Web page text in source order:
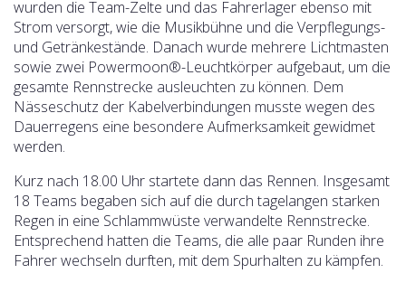
wurden die Team-Zelte und das Fahrerlager ebenso mit
Strom versorgt, wie die Musikbühne und die Verpflegungs-
und Getränkestände. Danach wurde mehrere Lichtmasten
sowie zwei Powermoon®-Leuchtkörper aufgebaut, um die
gesamte Rennstrecke ausleuchten zu können. Dem
Nässeschutz der Kabelverbindungen musste wegen des
Dauerregens eine besondere Aufmerksamkeit gewidmet
werden.
Kurz nach 18.00 Uhr startete dann das Rennen. Insgesamt
18 Teams begaben sich auf die durch tagelangen starken
Regen in eine Schlammwüste verwandelte Rennstrecke.
Entsprechend hatten die Teams, die alle paar Runden ihre
Fahrer wechseln durften, mit dem Spurhalten zu kämpfen.